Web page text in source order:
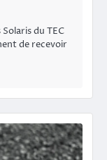
du TEC
de recevoir